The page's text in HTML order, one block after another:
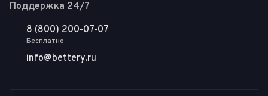
Поддержка 24/7
8 (800) 200-07-07
Бесплатно
info@bettery.ru